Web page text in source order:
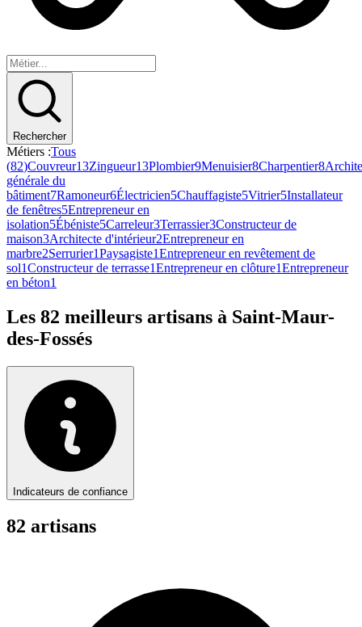
Rechercher
Métiers :Tous
(82)Couvreur13Zingueur13Plombier9Menuisier8Charpentier8
générale du
bâtiment7Ramoneur6Électricien5Chauffagiste5Vitrier5Installateur
de fenêtres5Entrepreneur en
isolation5Ébéniste5Carreleur3Terrassier3Constructeur de
maison3Architecte d'intérieur2Entrepreneur en
marbre2Serrurier1Paysagiste1Entrepreneur en revêtement de
sol1Constructeur de terrasse1Entrepreneur en clôture1Entrepreneur
en béton1
Les 82 meilleurs artisans à Saint-Maur-
des-Fossés
Indicateurs de confiance
82 artisans